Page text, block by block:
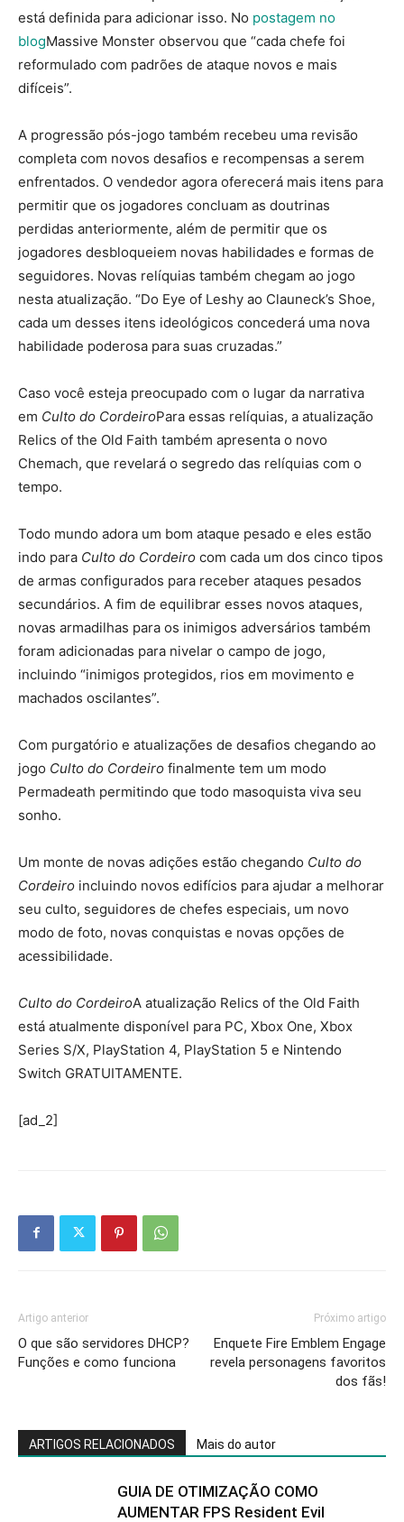
está definida para adicionar isso. No postagem no
blogMassive Monster observou que “cada chefe foi
reformulado com padrões de ataque novos e mais
difíceis”.
A progressão pós-jogo também recebeu uma revisão
completa com novos desafios e recompensas a serem
enfrentados. O vendedor agora oferecerá mais itens para
permitir que os jogadores concluam as doutrinas
perdidas anteriormente, além de permitir que os
jogadores desbloqueiem novas habilidades e formas de
seguidores. Novas relíquias também chegam ao jogo
nesta atualização. “Do Eye of Leshy ao Clauneck’s Shoe,
cada um desses itens ideológicos concederá uma nova
habilidade poderosa para suas cruzadas.”
Caso você esteja preocupado com o lugar da narrativa
em Culto do CordeiroPara essas relíquias, a atualização
Relics of the Old Faith também apresenta o novo
Chemach, que revelará o segredo das relíquias com o
tempo.
Todo mundo adora um bom ataque pesado e eles estão
indo para Culto do Cordeiro com cada um dos cinco tipos
de armas configurados para receber ataques pesados ​​
secundários. A fim de equilibrar esses novos ataques,
novas armadilhas para os inimigos adversários também
foram adicionadas para nivelar o campo de jogo,
incluindo “inimigos protegidos, rios em movimento e
machados oscilantes”.
Com purgatório e atualizações de desafios chegando ao
jogo Culto do Cordeiro finalmente tem um modo
Permadeath permitindo que todo masoquista viva seu
sonho.
Um monte de novas adições estão chegando Culto do
Cordeiro incluindo novos edifícios para ajudar a melhorar
seu culto, seguidores de chefes especiais, um novo
modo de foto, novas conquistas e novas opções de
acessibilidade.
Culto do CordeiroA atualização Relics of the Old Faith
está atualmente disponível para PC, Xbox One, Xbox
Series S/X, PlayStation 4, PlayStation 5 e Nintendo
Switch GRATUITAMENTE.
[ad_2]
Artigo anterior
O que são servidores DHCP?
Funções e como funciona
Próximo artigo
Enquete Fire Emblem Engage
revela personagens favoritos
dos fãs!
ARTIGOS RELACIONADOS Mais do autor
GUIA DE OTIMIZAÇÃO COMO
AUMENTAR FPS Resident Evil